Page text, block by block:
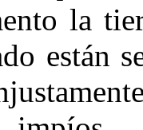
la
están